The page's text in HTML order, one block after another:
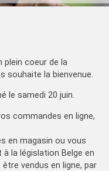
plein coeur de la
souhaite la bienvenue.
le samedi 20 juin.
commandes en ligne,
en magasin ou vous
la législation Belge en
vendus en ligne, par